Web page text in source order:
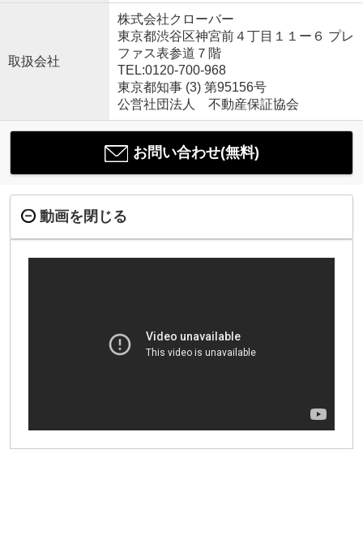
取扱会社
株式会社クローバー
東京都渋谷区神宮前４丁目１１ー６ プレ
ファス表参道７階
TEL:0120-700-968
東京都知事 (3) 第95156号
公営社団法人 不動産保証協会
お問い合わせ(無料)
動画を閉じる